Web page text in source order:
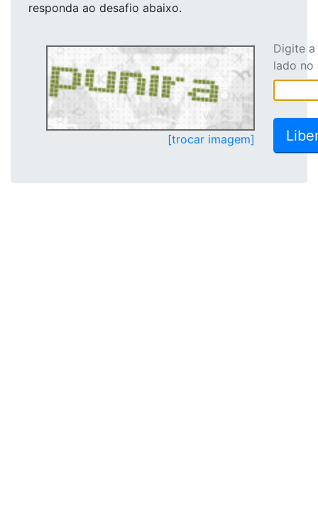
responda ao desafio abaixo.
[trocar imagem]
Digite
lado no